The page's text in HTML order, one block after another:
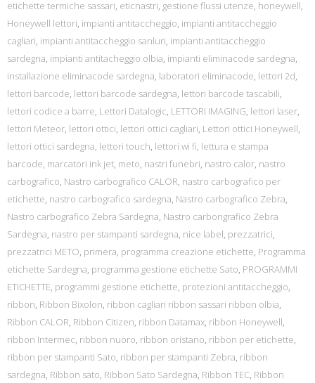
etichette termiche sassari, eticnastri, gestione flussi utenze, honeywell,
Honeywell lettori, impianti antitaccheggio, impianti antitaccheggio
cagliari, impianti antitaccheggio sanluri, impianti antitaccheggio
sardegna, impianti antitacheggio olbia, impianti eliminacode sardegna,
installazione eliminacode sardegna, laboratori eliminacode, lettori 2d,
lettori barcode, lettori barcode sardegna, lettori barcode tascabili,
lettori codice a barre, Lettori Datalogic, LETTORI IMAGING, lettori laser,
lettori Meteor, lettori ottici, lettori ottici cagliari, Lettori ottici Honeywell,
lettori ottici sardegna, lettori touch, lettori wi fi, lettura e stampa
barcode, marcatori ink jet, meto, nastri funebri, nastro calor, nastro
carbografico, Nastro carbografico CALOR, nastro carbografico per
etichette, nastro carbografico sardegna, Nastro carbografico Zebra,
Nastro carbografico Zebra Sardegna, Nastro carbongrafico Zebra
Sardegna, nastro per stampanti sardegna, nice label, prezzatrici,
prezzatrici METO, primera, programma creazione etichette, Programma
etichette Sardegna, programma gestione etichette Sato, PROGRAMMI
ETICHETTE, programmi gestione etichette, protezioni antitaccheggio,
ribbon, Ribbon Bixolon, ribbon cagliari ribbon sassari ribbon olbia,
Ribbon CALOR, Ribbon Citizen, ribbon Datamax, ribbon Honeywell,
ribbon Intermec, ribbon nuoro, ribbon oristano, ribbon per etichette,
ribbon per stampanti Sato, ribbon per stampanti Zebra, ribbon
sardegna, Ribbon sato, Ribbon Sato Sardegna, Ribbon TEC, Ribbon